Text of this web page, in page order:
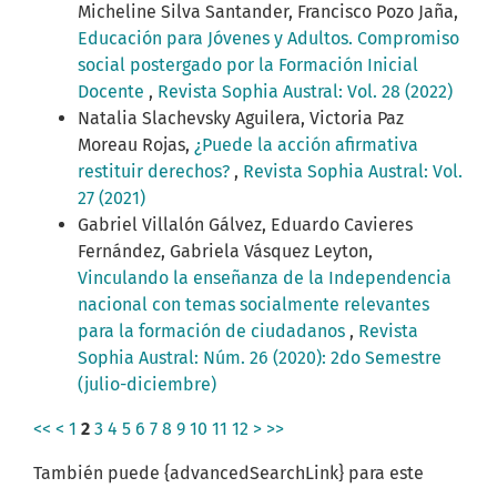
Micheline Silva Santander, Francisco Pozo Jaña,
Educación para Jóvenes y Adultos. Compromiso
social postergado por la Formación Inicial
Docente , Revista Sophia Austral: Vol. 28 (2022)
Natalia Slachevsky Aguilera, Victoria Paz
Moreau Rojas, ¿Puede la acción afirmativa
restituir derechos? , Revista Sophia Austral: Vol.
27 (2021)
Gabriel Villalón Gálvez, Eduardo Cavieres
Fernández, Gabriela Vásquez Leyton,
Vinculando la enseñanza de la Independencia
nacional con temas socialmente relevantes
para la formación de ciudadanos , Revista
Sophia Austral: Núm. 26 (2020): 2do Semestre
(julio-diciembre)
<< < 1 2 3 4 5 6 7 8 9 10 11 12 > >>
También puede {advancedSearchLink} para este